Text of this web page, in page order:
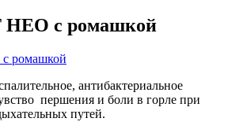
с ромашкой
антибактериальное
першения и боли в горле при
путей.